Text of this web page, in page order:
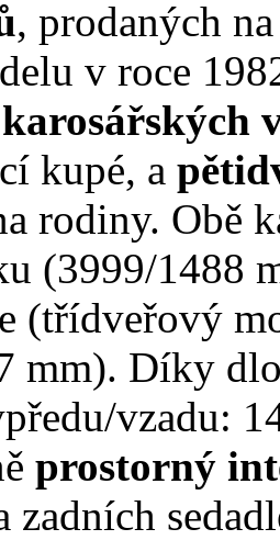
, prodaných
v roce
kupé, a
rodiny. Obě
(3999/1488
(třídveřový
mm). Díky
vzadu:
prostorný